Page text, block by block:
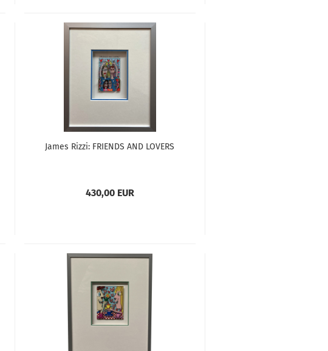
James Rizzi: FRIENDS AND LOVERS
430,00 EUR